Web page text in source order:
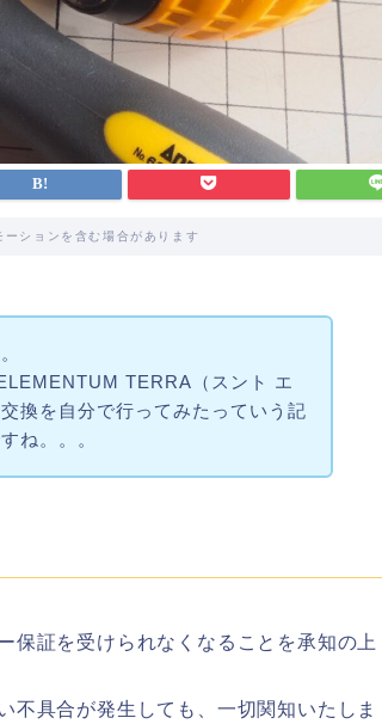
ーションを含む場合があります
TERRA（スント エ
換を自分で行ってみたっていう記
ね。。。
保証を受けられなくなることを承知の上
不具合が発生しても、一切関知いたしま